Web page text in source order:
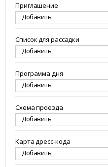
Приглашение
Добавить
Список для рассадки
Добавить
Программа дня
Добавить
Схема проезда
Добавить
Карта дресс-кода
Добавить